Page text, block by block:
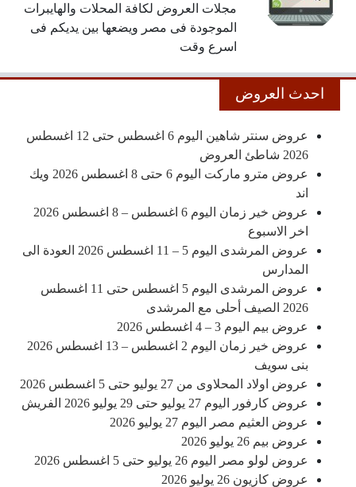
مجلات العروض لكافة المحلات والهايبرات
الموجودة فى مصر ويضعها بين يديكم فى
اسرع وقت
احدث العروض
عروض سنتر شاهين اليوم 6 اغسطس حتى 12 اغسطس
2026 شاطئ العروض
عروض مترو ماركت اليوم 6 حتى 8 اغسطس 2026 ويك
اند
عروض خير زمان اليوم 6 اغسطس – 8 اغسطس 2026
اخر الاسبوع
عروض المرشدى اليوم 5 – 11 اغسطس 2026 العودة الى
المدارس
عروض المرشدى اليوم 5 اغسطس حتى 11 اغسطس
2026 الصيف أحلى مع المرشدى
عروض بيم اليوم 3 – 4 اغسطس 2026
عروض خير زمان اليوم 2 اغسطس – 13 اغسطس 2026
بنى سويف
عروض اولاد المحلاوى من 27 يوليو حتى 5 اغسطس 2026
عروض كارفور اليوم 27 يوليو حتى 29 يوليو 2026 الفريش
عروض العثيم مصر اليوم 27 يوليو 2026
عروض بيم 26 يوليو 2026
عروض لولو مصر اليوم 26 يوليو حتى 5 اغسطس 2026
عروض كازيون 26 يوليو 2026